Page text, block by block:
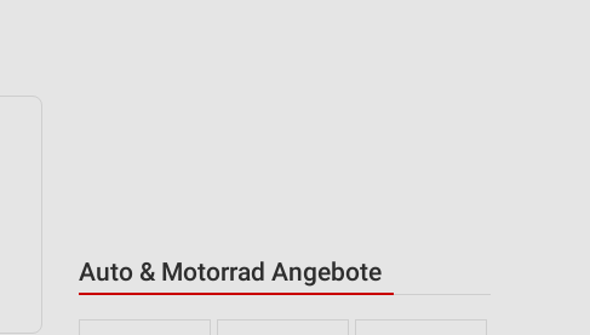
Auto & Motorrad Angebote